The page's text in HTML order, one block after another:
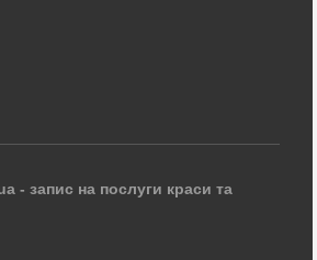
- запис на послуги краси та